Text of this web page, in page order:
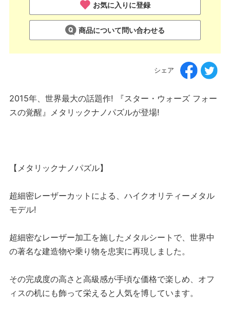
お気に入りに登録
商品について問い合わせる
シェア
2015年、世界最大の話題作! 『スター・ウォーズ フォー
スの覚醒』メタリックナノパズルが登場!
【メタリックナノパズル】
超細密レーザーカットによる、ハイクオリティーメタル
モデル!
超細密なレーザー加工を施したメタルシートで、世界中
の著名な建造物や乗り物を忠実に再現しました。
その完成度の高さと高級感が手頃な価格で楽しめ、オフ
ィスの机にも飾って栄えると人気を博しています。